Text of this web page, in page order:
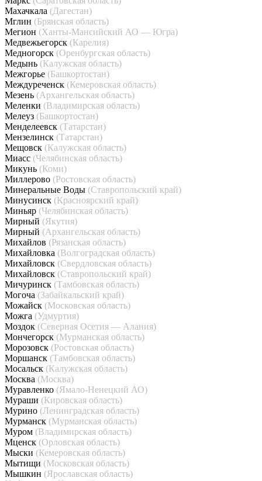
Махачкала (Дагестан)
Мглин (Брянская область)
Мегион (Ханты-Мансийский АО — Югра)
Медвежьегорск (Карелия)
Медногорск (Оренбургская область)
Медынь (Калужская область)
Межгорье (Башкортостан)
Междуреченск (Кемеровская область)
Мезень (Архангельская область)
Меленки (Владимирская область)
Мелеуз (Башкортостан)
Менделеевск (Татарстан)
Мензелинск (Татарстан)
Мещовск (Калужская область)
Миасс (Челябинская область)
Микунь (Коми)
Миллерово (Ростовская область)
Минеральные Воды (Ставропольский край)
Минусинск (Красноярский край)
Миньяр (Челябинская область)
Мирный (Якутия)
Мирный (Архангельская область)
Михайлов (Рязанская область)
Михайловка (Волгоградская область)
Михайловск (Свердловская область)
Михайловск (Ставропольский край)
Мичуринск (Тамбовская область)
Могоча (Забайкальский край)
Можайск (Московская область)
Можга (Удмуртия)
Моздок (Северная Осетия — Алания)
Мончегорск (Мурманская область)
Морозовск (Ростовская область)
Моршанск (Тамбовская область)
Мосальск (Калужская область)
Москва (Москва)
Муравленко (Ямало-Ненецкий АО)
Мураши (Кировская область)
Мурино (Ленинградская область)
Мурманск (Мурманская область)
Муром (Владимирская область)
Мценск (Орловская область)
Мыски (Кемеровская область)
Мытищи (Московская область)
Мышкин (Ярославская область)